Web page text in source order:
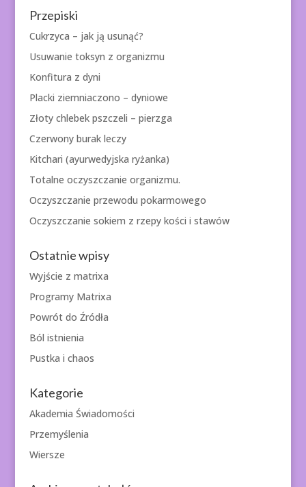
Przepiski
Cukrzyca – jak ją usunąć?
Usuwanie toksyn z organizmu
Konfitura z dyni
Placki ziemniaczono – dyniowe
Złoty chlebek pszczeli – pierzga
Czerwony burak leczy
Kitchari (ayurwedyjska ryżanka)
Totalne oczyszczanie organizmu.
Oczyszczanie przewodu pokarmowego
Oczyszczanie sokiem z rzepy kości i stawów
Ostatnie wpisy
Wyjście z matrixa
Programy Matrixa
Powrót do Źródła
Ból istnienia
Pustka i chaos
Kategorie
Akademia Świadomości
Przemyślenia
Wiersze